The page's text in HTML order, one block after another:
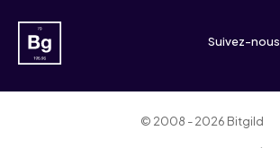
Suivez-nous
© 2008 - 2026 Bitgild